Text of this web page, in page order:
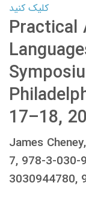
کلیک کنید
Practical
17–18,
James
7, 978-3-030-
3030944780,